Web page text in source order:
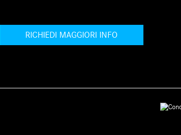
RICHIEDI MAGGIORI INFO